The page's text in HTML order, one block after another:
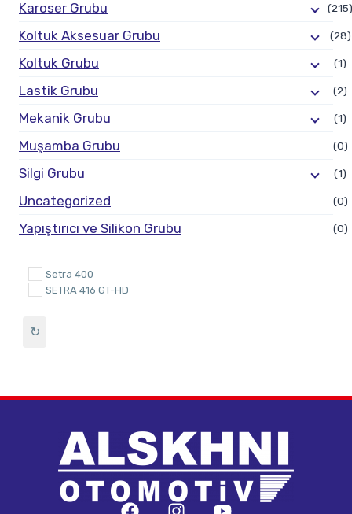
Karoser Grubu (215)
Koltuk Aksesuar Grubu (28)
Koltuk Grubu (1)
Lastik Grubu (2)
Mekanik Grubu (1)
Muşamba Grubu (0)
Silgi Grubu (1)
Uncategorized (0)
Yapıştırıcı ve Silikon Grubu (0)
Setra 400
SETRA 416 GT-HD
↻